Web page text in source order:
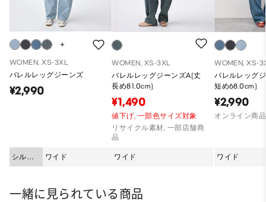
WOMEN, XS-3XL
バレルレッグジーンズ
¥2,990
シルエ
ット
ワイド
WOMEN, XS-3XL
バレルレッグジーンズA(丈
長め81.0cm)
¥1,490
値下げ, 一部色サイズ対象
リサイクル素材, 一部店舗商
品
ワイド
WOMEN, XS-
バレルレッグ
短め68.0cm)
¥2,990
オンライン商品
ワイド
一緒に見られている商品